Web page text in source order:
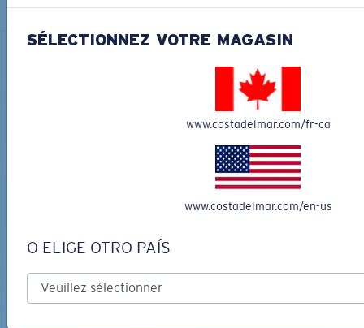
sur l’eau
PANIER
LOS ALIJOS
336,00 $
GRAVURE DISPONIBLE
SÉLECTIONNEZ VOTRE MAGASIN
www.costadelmar.com/fr-ca
www.costadelmar.com/en-us
O ELIGE OTRO PAÍS